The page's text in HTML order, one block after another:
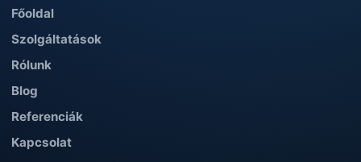
Főoldal
Szolgáltatások
Rólunk
Blog
Referenciák
Kapcsolat